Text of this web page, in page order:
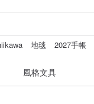
地毯 2027手帳
風格文具